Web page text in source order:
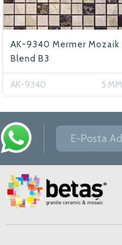
AK-9340 Mermer Mozaik
Blend B3
AK-9340 5 MM